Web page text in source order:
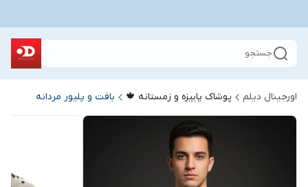
جستجو
اورجینال دیلم پوشاک پاییزه و زمستانه 🍁 بافت و پلیور مردانه